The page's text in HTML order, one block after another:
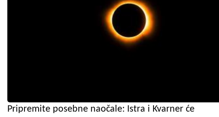
Pripremite posebne naočale: Istra i Kvarner će